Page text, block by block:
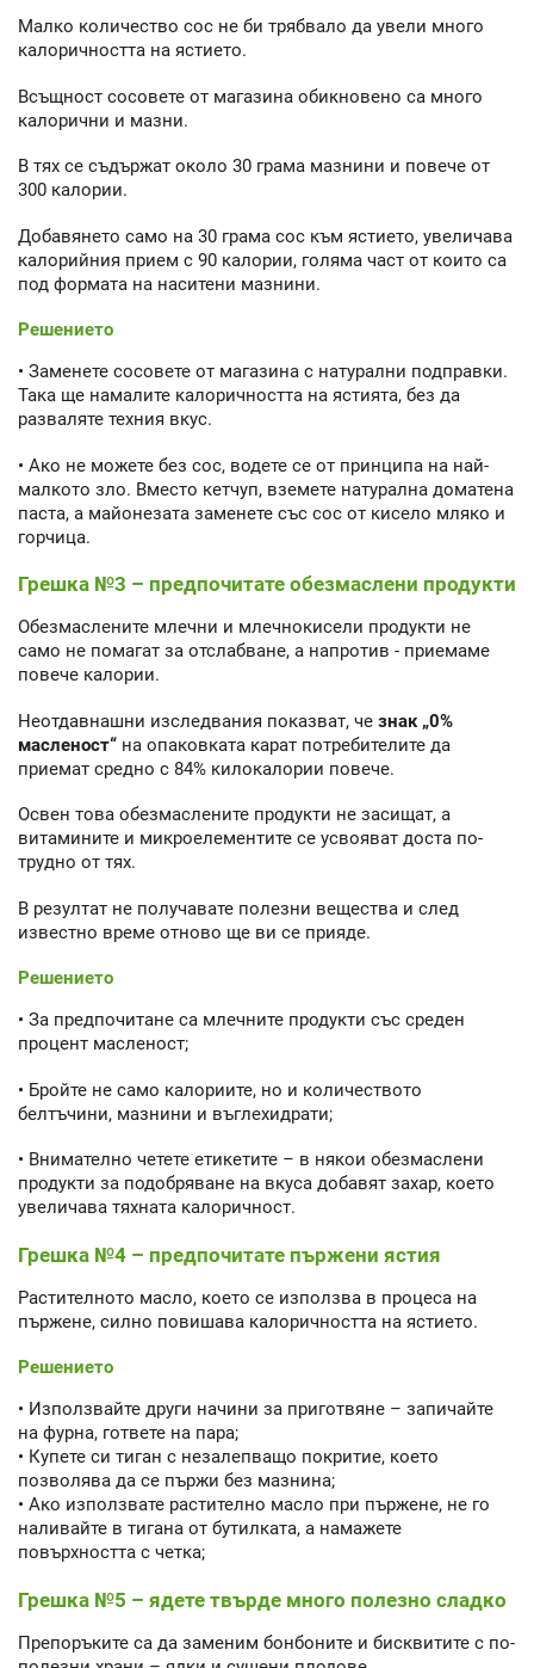
Малко количество сос не би трябвало да увели много
калоричността на ястието.
Всъщност сосовете от магазина обикновено са много
калорични и мазни.
В тях се съдържат около 30 грама мазнини и повече от
300 калории.
Добавянето само на 30 грама сос към ястието, увеличава
калорийния прием с 90 калории, голяма част от които са
под формата на наситени мазнини.
Решението
• Заменете сосовете от магазина с натурални подправки.
Така ще намалите калоричността на ястията, без да
разваляте техния вкус.
• Ако не можете без сос, водете се от принципа на най-
малкото зло. Вместо кетчуп, вземете натурална доматена
паста, а майонезата заменете със сос от кисело мляко и
горчица.
Грешка №3 – предпочитате обезмаслени продукти
Обезмаслените млечни и млечнокисели продукти не
само не помагат за отслабване, а напротив - приемаме
повече калории.
Неотдавнашни изследвания показват, че знак „0%
масленост“ на опаковката карат потребителите да
приемат средно с 84% килокалории повече.
Освен това обезмаслените продукти не засищат, а
витамините и микроелементите се усвояват доста по-
трудно от тях.
В резултат не получавате полезни вещества и след
известно време отново ще ви се прияде.
Решението
• За предпочитане са млечните продукти със среден
процент масленост;
• Бройте не само калориите, но и количеството
белтъчини, мазнини и въглехидрати;
• Внимателно четете етикетите – в някои обезмаслени
продукти за подобряване на вкуса добавят захар, което
увеличава тяхната калоричност.
Грешка №4 – предпочитате пържени ястия
Растителното масло, което се използва в процеса на
пържене, силно повишава калоричността на ястието.
Решението
• Използвайте други начини за приготвяне – запичайте
на фурна, гответе на пара;
• Купете си тиган с незалепващо покритие, което
позволява да се пържи без мазнина;
• Ако използвате растително масло при пържене, не го
наливайте в тигана от бутилката, а намажете
повърхността с четка;
Грешка №5 – ядете твърде много полезно сладко
Препоръките са да заменим бонбоните и бисквитите с по-